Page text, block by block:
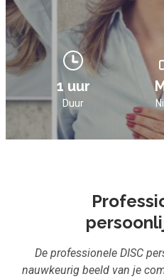
1 uur
Duur
De professionele DISC
nauwkeurig beeld van je